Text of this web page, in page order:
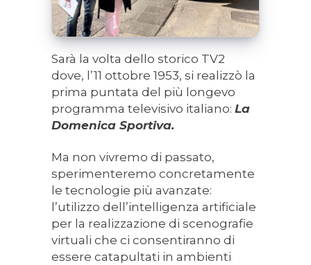
Sarà la volta dello storico TV2
dove, l’11 ottobre 1953, si realizzò la
prima puntata del più longevo
programma televisivo italiano: La
Domenica Sportiva.
Ma non vivremo di passato,
sperimenteremo concretamente
le tecnologie più avanzate:
l’utilizzo dell’intelligenza artificiale
per la realizzazione di scenografie
virtuali che ci consentiranno di
essere catapultati in ambienti